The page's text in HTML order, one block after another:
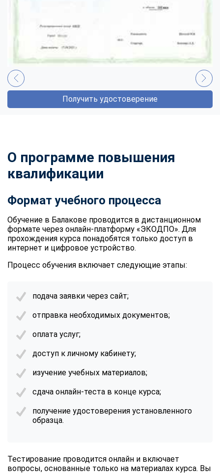
Получить удостоверение
О программе повышения
квалификации
Формат учебного процесса
Обучение в Балакове проводится в дистанционном
формате через онлайн-платформу «ЭКОДПО». Для
прохождения курса понадобятся только доступ в
интернет и цифровое устройство.
Процесс обучения включает следующие этапы:
подача заявки через сайт;
отправка необходимых документов;
оплата услуг;
доступ к личному кабинету;
изучение учебных материалов;
сдача онлайн-теста в конце курса;
получение удостоверения установленного
образца.
Тестирование проводится онлайн и включает
вопросы, основанные только на материалах курса. Вы